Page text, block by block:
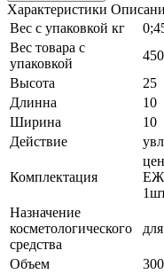
Характеристики
Вес с упаковкой кг
Вес товара с
упаковкой
450
Высота
25
Длинна
10
Ширина
10
Действие
Комплектация
Назначение
косметологического
средства
Объем
300